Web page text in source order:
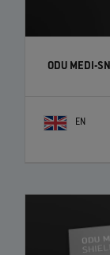
ODU MEDI-
EN
Richtiges
Kontakten |